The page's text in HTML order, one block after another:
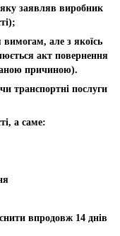
заявляв виробник
але з якоїсь
акт повернення
причиною).
транспортні послуги
а саме:
впродовж 14 днів